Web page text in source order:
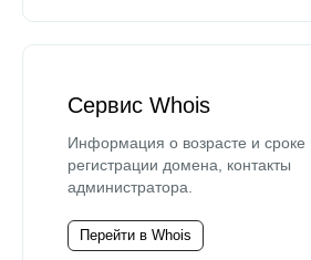
Сервис Whois
Информация о возрасте и сроке
регистрации домена, контакты
администратора.
Перейти в Whois